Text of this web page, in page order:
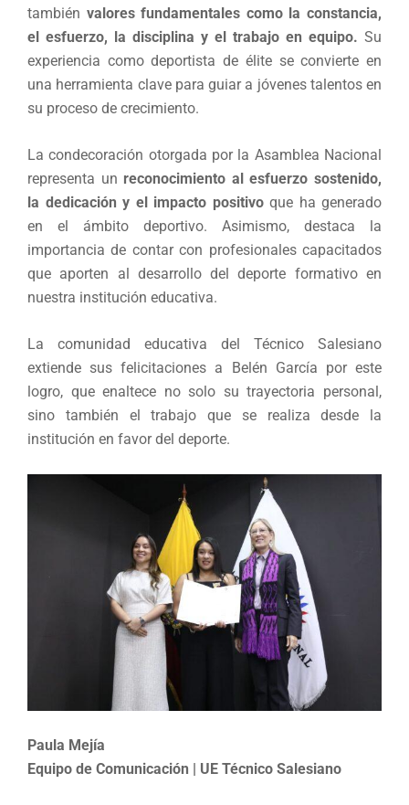
también valores fundamentales como la constancia,
el esfuerzo, la disciplina y el trabajo en equipo. Su
experiencia como deportista de élite se convierte en
una herramienta clave para guiar a jóvenes talentos en
su proceso de crecimiento.
La condecoración otorgada por la Asamblea Nacional
representa un reconocimiento al esfuerzo sostenido,
la dedicación y el impacto positivoque ha generado
en el ámbito deportivo. Asimismo, destaca la
importancia de contar con profesionales capacitados
que aporten al desarrollo del deporte formativo en
nuestra institución educativa.
La comunidad educativa del Técnico Salesiano
extiende sus felicitaciones a Belén García por este
logro, que enaltece no solo su trayectoria personal,
sino también el trabajo que se realiza desde la
institución en favor del deporte.
Paula Mejía
Equipo de Comunicación | UE Técnico Salesiano